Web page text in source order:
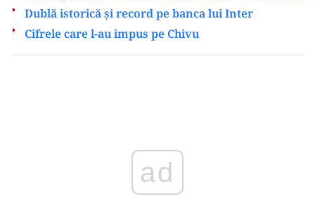
Dublă istorică și record pe banca lui Inter
Cifrele care l-au impus pe Chivu